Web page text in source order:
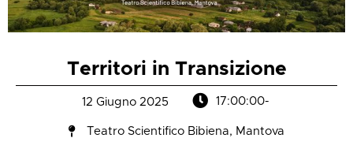
Territori in Transizione
12 Giugno 2025 17:00:00-
Teatro Scientifico Bibiena, Mantova